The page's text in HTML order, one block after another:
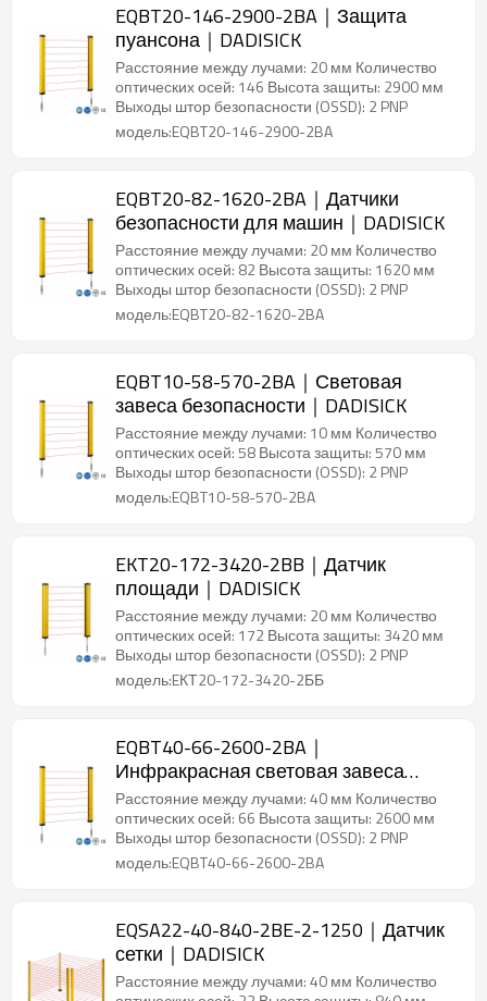
EQBT20-146-2900-2BA｜Защита
пуансона｜DADISICK
Расстояние между лучами: 20 мм Количество
оптических осей: 146 Высота защиты: 2900 мм
Выходы штор безопасности (OSSD): 2 PNP
модель:EQBT20-146-2900-2BA
EQBT20-82-1620-2BA｜Датчики
безопасности для машин｜DADISICK
Расстояние между лучами: 20 мм Количество
оптических осей: 82 Высота защиты: 1620 мм
Выходы штор безопасности (OSSD): 2 PNP
модель:EQBT20-82-1620-2BA
EQBT10-58-570-2BA｜Световая
завеса безопасности｜DADISICK
Расстояние между лучами: 10 мм Количество
оптических осей: 58 Высота защиты: 570 мм
Выходы штор безопасности (OSSD): 2 PNP
модель:EQBT10-58-570-2BA
EKT20-172-3420-2BB｜Датчик
площади｜DADISICK
Расстояние между лучами: 20 мм Количество
оптических осей: 172 Высота защиты: 3420 мм
Выходы штор безопасности (OSSD): 2 PNP
модель:EКТ20-172-3420-2ББ
EQBT40-66-2600-2BA｜
Инфракрасная световая завеса
безопасности｜DADISICK
Расстояние между лучами: 40 мм Количество
оптических осей: 66 Высота защиты: 2600 мм
Выходы штор безопасности (OSSD): 2 PNP
модель:EQBT40-66-2600-2BA
EQSA22-40-840-2BE-2-1250｜Датчик
сетки｜DADISICK
Расстояние между лучами: 40 мм Количество